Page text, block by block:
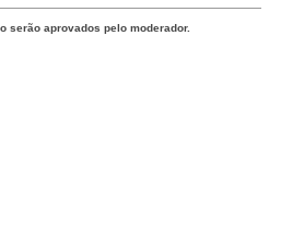
serão aprovados pelo moderador.